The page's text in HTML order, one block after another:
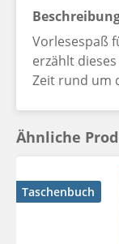
Vorlesespaß
erzählt
Zeit rund um
Ähnliche
Taschenbuch